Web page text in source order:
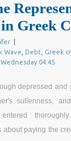
Greek
Wave
Debt Greek
Wednesday 04:45
depressed and
sullenness,
entered
about paying the